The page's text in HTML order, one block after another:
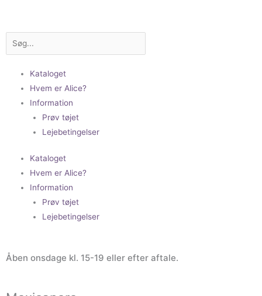
indholdet
Søg
Kataloget
Hvem er Alice?
Information
Prøv tøjet
Lejebetingelser
Kataloget
Hvem er Alice?
Information
Prøv tøjet
Lejebetingelser
Åben onsdage kl. 15-19 eller efter aftale.